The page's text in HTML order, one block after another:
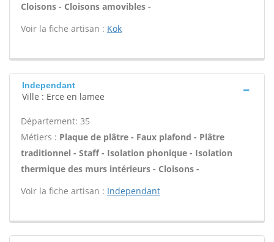
Cloisons - Cloisons amovibles -
Voir la fiche artisan : Kok
Independant
Ville : Erce en lamee
Département: 35
Métiers : Plaque de plâtre - Faux plafond - Plâtre
traditionnel - Staff - Isolation phonique - Isolation
thermique des murs intérieurs - Cloisons -
Voir la fiche artisan : Independant